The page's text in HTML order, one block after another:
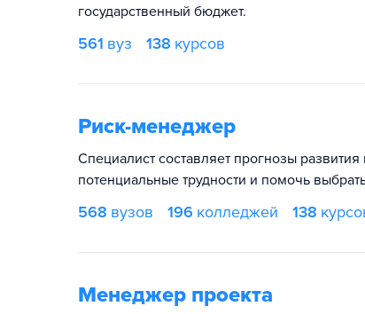
государственный бюджет.
561 вуз 138 курсов
Риск-менеджер
Специалист составляет прогнозы
потенциальные трудности и помочь
568 вузов 196 колледжей 138
Менеджер проекта